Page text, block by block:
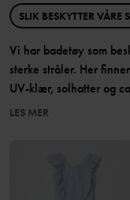
SLIK BESKYTTER
Vi har badetøy som
sterke stråler. Her
UV-klær, solhatter og
LES MER